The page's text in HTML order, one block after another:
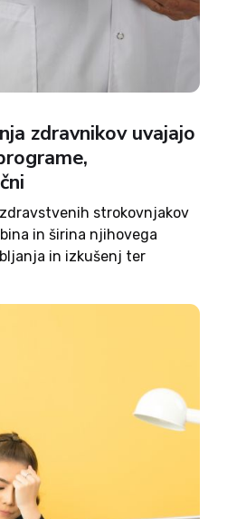
zdravnikov uvajajo
strokovnjakov
in širina njihovega
in izkušenj ter
Nacionalne zdravstvene